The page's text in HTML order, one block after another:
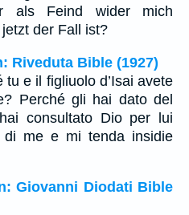
als Feind wider mich
der Fall ist?
Riveduta Bible (1927)
e il figliuolo d’Isai avete
Perché gli hai dato del
consultato Dio per lui
di me e mi tenda insidie
Giovanni Diodati Bible